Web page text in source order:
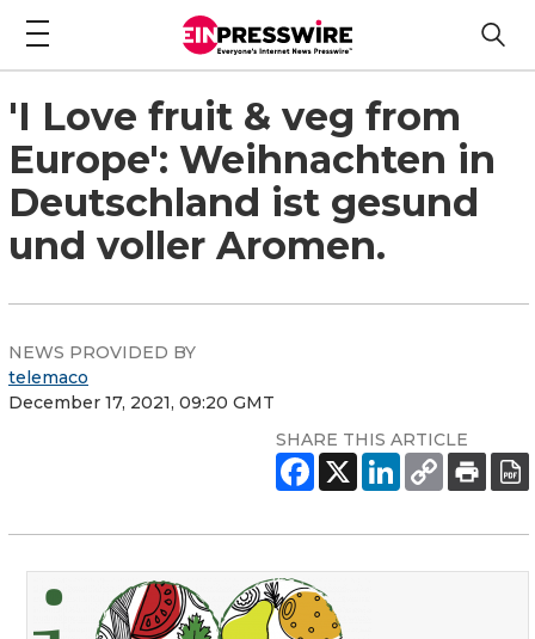
'I Love fruit & veg from
Europe': Weihnachten in
Deutschland ist gesund
und voller Aromen.
NEWS PROVIDED BY
telemaco
December 17, 2021, 09:20 GMT
SHARE THIS ARTICLE